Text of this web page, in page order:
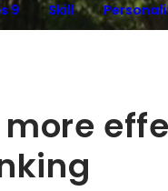
9 Skill